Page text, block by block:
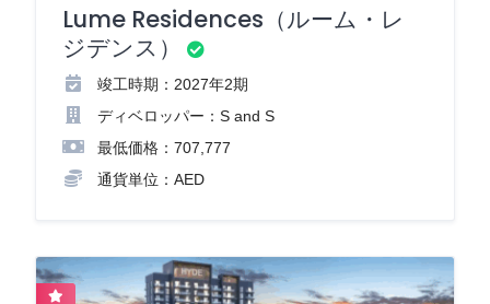
Lume Residences（ルーム・レ
ジデンス）
竣工時期：2027年2期
ディベロッパー：S and S
最低価格：707,777
通貨単位：AED